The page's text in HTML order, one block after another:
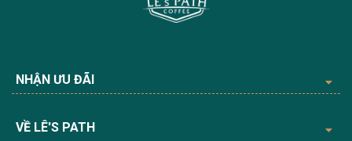
NHẬN ƯU ĐÃI
VỀ LÊ'S PATH